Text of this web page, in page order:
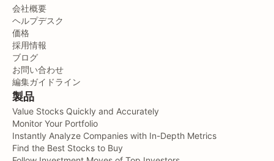
会社概要
ヘルプデスク
価格
採用情報
ブログ
お問い合わせ
編集ガイドライン
製品
Value Stocks Quickly and Accurately
Monitor Your Portfolio
Instantly Analyze Companies with In-Depth Metrics
Find the Best Stocks to Buy